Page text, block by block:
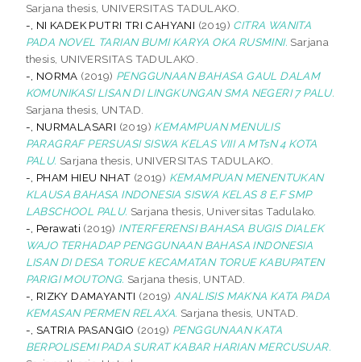
Sarjana thesis, UNIVERSITAS TADULAKO.
-, NI KADEK PUTRI TRI CAHYANI (2019) CITRA WANITA
PADA NOVEL TARIAN BUMI KARYA OKA RUSMINI. Sarjana
thesis, UNIVERSITAS TADULAKO.
-, NORMA (2019) PENGGUNAAN BAHASA GAUL DALAM
KOMUNIKASI LISAN DI LINGKUNGAN SMA NEGERI 7 PALU.
Sarjana thesis, UNTAD.
-, NURMALASARI (2019) KEMAMPUAN MENULIS
PARAGRAF PERSUASI SISWA KELAS VIII A MTsN 4 KOTA
PALU. Sarjana thesis, UNIVERSITAS TADULAKO.
-, PHAM HIEU NHAT (2019) KEMAMPUAN MENENTUKAN
KLAUSA BAHASA INDONESIA SISWA KELAS 8 E,F SMP
LABSCHOOL PALU. Sarjana thesis, Universitas Tadulako.
-, Perawati (2019) INTERFERENSI BAHASA BUGIS DIALEK
WAJO TERHADAP PENGGUNAAN BAHASA INDONESIA
LISAN DI DESA TORUE KECAMATAN TORUE KABUPATEN
PARIGI MOUTONG. Sarjana thesis, UNTAD.
-, RIZKY DAMAYANTI (2019) ANALISIS MAKNA KATA PADA
KEMASAN PERMEN RELAXA. Sarjana thesis, UNTAD.
-, SATRIA PASANGIO (2019) PENGGUNAAN KATA
BERPOLISEMI PADA SURAT KABAR HARIAN MERCUSUAR.